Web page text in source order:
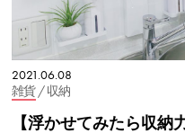
2021.06.08
雑貨/ 収納
【浮かせてみたら収